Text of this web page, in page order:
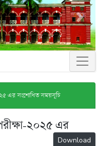
Next
এর সংশোধিত সময়সূচি
পরীক্ষা-২০২৫ এর
Download